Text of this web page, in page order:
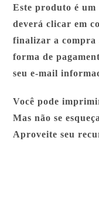
Este produto é
deverá clicar em
finalizar a compra
forma de
seu e-mail
Você pode
Mas não se
Aproveite seu